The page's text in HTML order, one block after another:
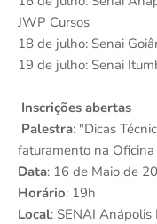
JWP Cursos
18 de julho: Senai
19 de julho: Senai
Inscrições abertas
Palestra: "Dicas
faturamento na Oficina
Data: 16 de Maio de
Horário: 19h
Local: SENAI Anápolis